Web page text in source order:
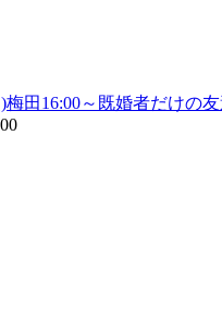
)梅田16:00～既婚者だけ